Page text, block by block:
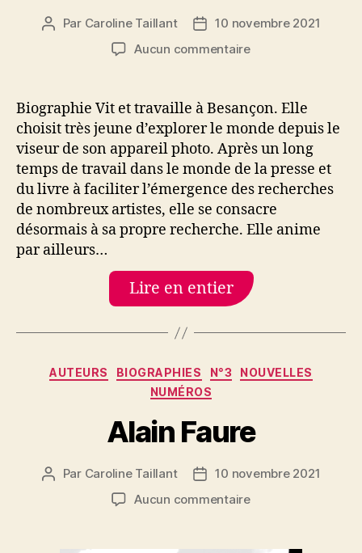
Auteur
Par Caroline Taillant
Date10 novembre 2021
Aucun commentairesur
Biographie Vit et travaille à Besançon. Elle
choisit très jeune d’explorer le monde depuis le
viseur de son appareil photo. Après un long
temps de travail dans le monde de la presse et
du livre à faciliter l’émergence des recherches
de nombreux artistes, elle se consacre
désormais à sa propre recherche. Elle anime
par ailleurs…
Lire en entier
Catégories
AUTEURS BIOGRAPHIES N°3
NOUVELLES
NUMÉROS
Alain Faure
Auteur
Par Caroline Taillant
Date10 novembre 2021
Aucun commentairesur